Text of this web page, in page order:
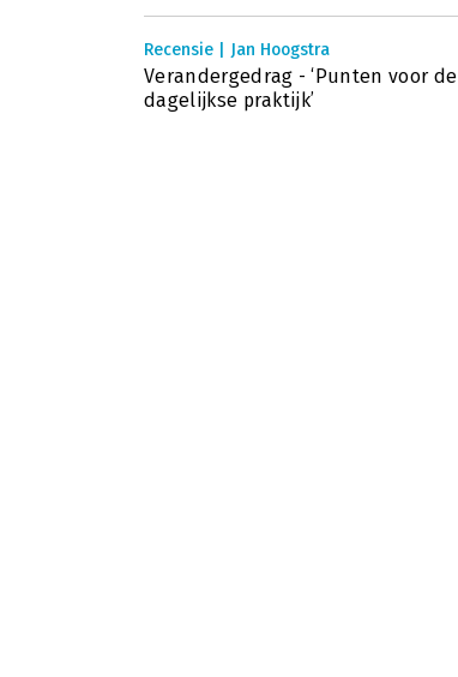
Recensie | Jan Hoogstra
Verandergedrag - ‘Punten voor de
dagelijkse praktijk’